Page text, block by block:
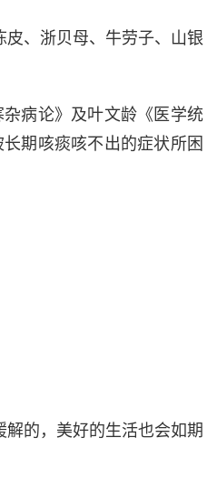
、浙贝母、牛劳子、山银
病论》及叶文龄《医学统
期咳痰咳不出的症状所困
的，美好的生活也会如期